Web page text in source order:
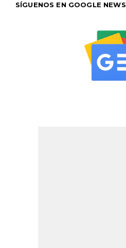
SÍGUENOS EN GOOGLE NEWS